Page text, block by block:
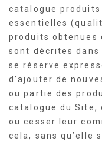
catalogue
essentielles
produits obtenues
sont décrites
se réserve
d’ajouter de
ou partie des
catalogue du Site,
ou cesser leur
cela, sans qu’elle